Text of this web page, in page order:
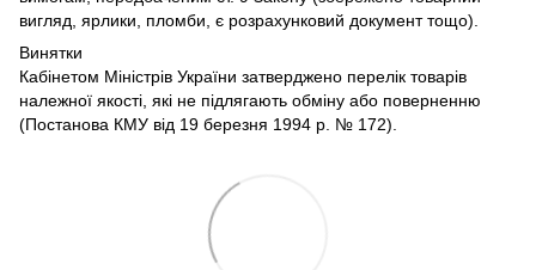
вигляд, ярлики, пломби, є розрахунковий документ тощо).
Винятки
Кабінетом Міністрів України затверджено перелік товарів
належної якості, які не підлягають обміну або поверненню
(Постанова КМУ від 19 березня 1994 р. № 172).